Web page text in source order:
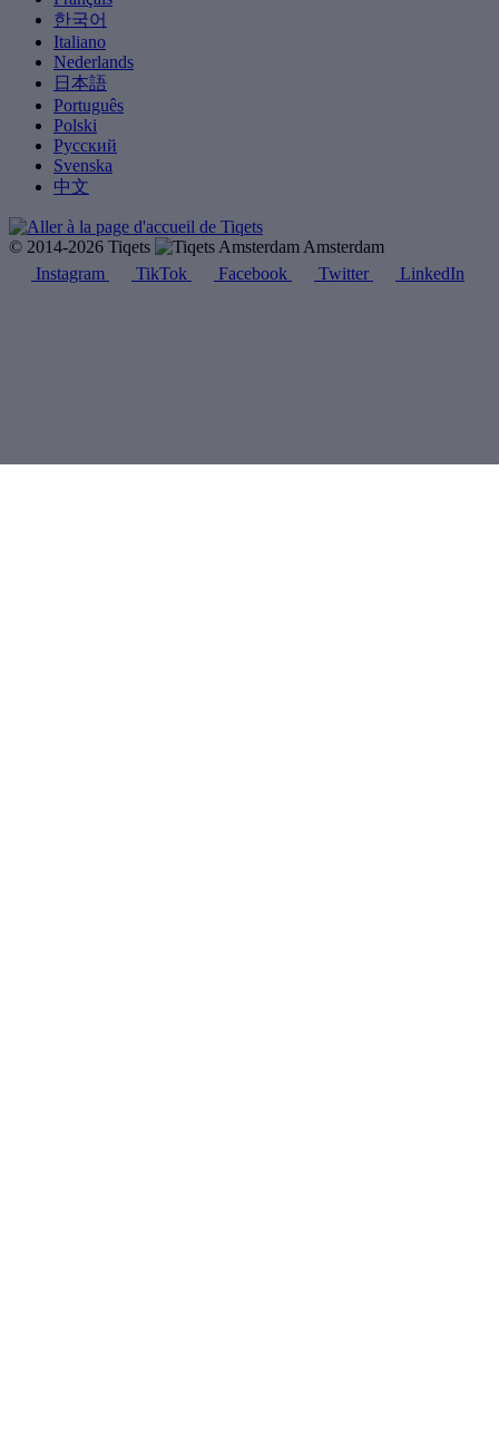
한국어
Italiano
Nederlands
日本語
Português
Polski
Русский
Svenska
中文
© 2014-2026 Tiqets
Amsterdam
Instagram
TikTok Facebook Twitter LinkedIn